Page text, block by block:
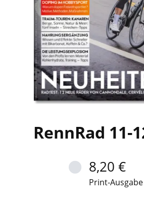
RennRad 11-
8,20 €
Print-Ausgabe